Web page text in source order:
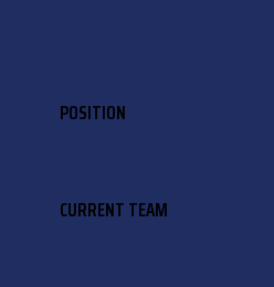
POSITION
CURRENT TEAM